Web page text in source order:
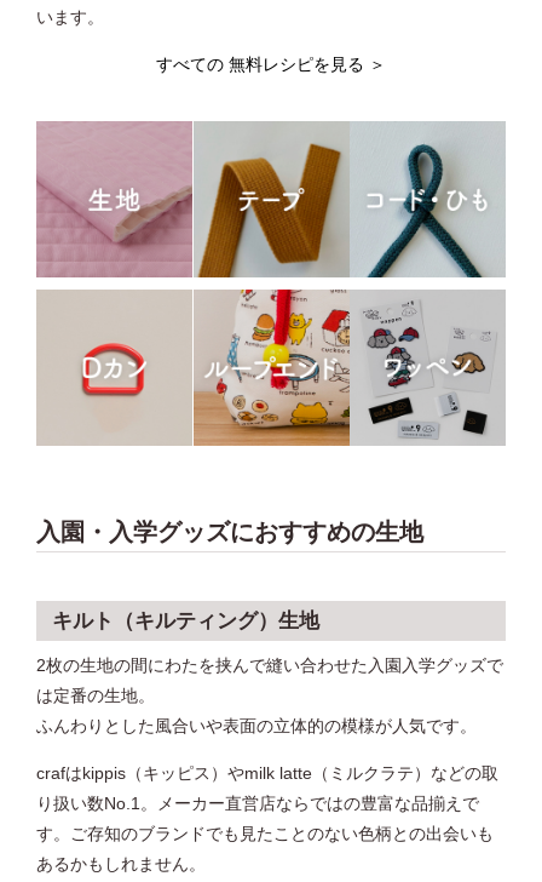
います。
すべての 無料レシピを見る ＞
入園・入学グッズにおすすめの生地
キルト（キルティング）生地
2枚の生地の間にわたを挟んで縫い合わせた入園入学グッズで
は定番の生地。
ふんわりとした風合いや表面の立体的の模様が人気です。
crafはkippis（キッピス）やmilk latte（ミルクラテ）などの取
り扱い数No.1。メーカー直営店ならではの豊富な品揃えで
す。ご存知のブランドでも見たことのない色柄との出会いも
あるかもしれません。